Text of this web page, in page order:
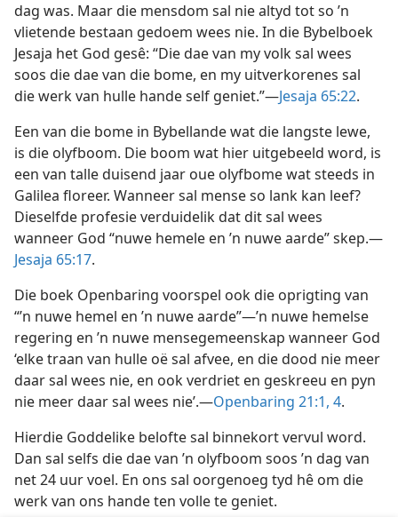
dag was. Maar die mensdom sal nie altyd tot so ’n
vlietende bestaan gedoem wees nie. In die Bybelboek
Jesaja het God gesê: “Die dae van my volk sal wees
soos die dae van die bome, en my uitverkorenes sal
die werk van hulle hande self geniet.”—Jesaja 65:22.
Een van die bome in Bybellande wat die langste lewe,
is die olyfboom. Die boom wat hier uitgebeeld word, is
een van talle duisend jaar oue olyfbome wat steeds in
Galilea floreer. Wanneer sal mense so lank kan leef?
Dieselfde profesie verduidelik dat dit sal wees
wanneer God “nuwe hemele en ’n nuwe aarde” skep.—
Jesaja 65:17.
Die boek Openbaring voorspel ook die oprigting van
“’n nuwe hemel en ’n nuwe aarde”—’n nuwe hemelse
regering en ’n nuwe mensegemeenskap wanneer God
‘elke traan van hulle oë sal afvee, en die dood nie meer
daar sal wees nie, en ook verdriet en geskreeu en pyn
nie meer daar sal wees nie’.—Openbaring 21:1, 4.
Hierdie Goddelike belofte sal binnekort vervul word.
Dan sal selfs die dae van ’n olyfboom soos ’n dag van
net 24 uur voel. En ons sal oorgenoeg tyd hê om die
werk van ons hande ten volle te geniet.